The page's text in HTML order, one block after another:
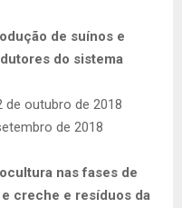
de suínos e
do sistema
de outubro de 2018
de 2018
nas fases de
creche e resíduos da